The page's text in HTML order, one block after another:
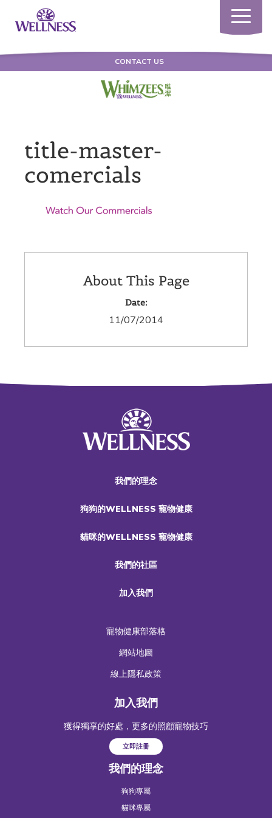
Toggle
CONTACT US
title-master-
comercials
About This Page
Date:
11/07/2014
我們的理念
狗狗的WELLNESS 寵物健康
貓咪的WELLNESS 寵物健康
我們的社區
加入我們
寵物健康部落格
網站地圖
線上隱私政策
加入我們
獲得獨享的好處，更多的照顧寵物技巧
立即註冊
我們的理念
狗狗專屬
貓咪專屬